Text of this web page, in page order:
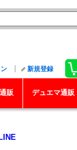
新規登録
販 デュエマ通販